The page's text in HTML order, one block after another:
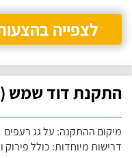
לצפייה
התקנת דוד שמש (ללא
מיקום ההתקנה: על גג רעפים
דרישות מיוחדות: כולל פירוק